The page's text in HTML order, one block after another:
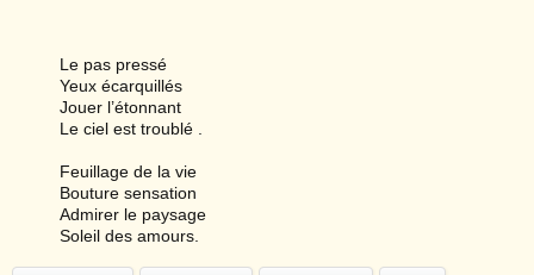
Le pas pressé
Yeux écarquillés
Jouer l’étonnant
Le ciel est troublé .
Feuillage de la vie
Bouture sensation
Admirer le paysage
Soleil des amours.